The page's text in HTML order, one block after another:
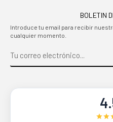
BOLETIN
Introduce tu email para recibir
cualquier momento.